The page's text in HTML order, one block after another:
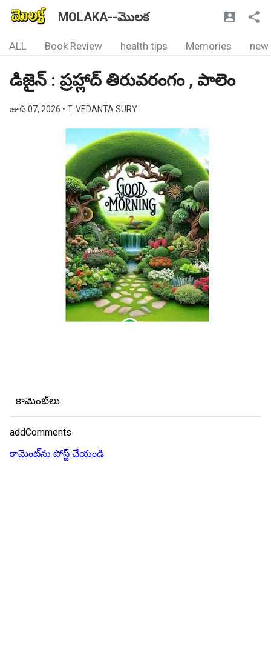
MOLAKA--మొలక
ALL Book Review health tips Memories new
డిజైన్ : ప్రహ్లాద్ తిరువరంగం , పాలెం
జూన్ 07, 2026 • T. VEDANTA SURY
కామెంట్‌లు
addComments
కామెంట్‌ను పోస్ట్ చేయండి